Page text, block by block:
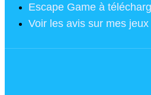
Escape Game à
Voir les avis sur mes jeux